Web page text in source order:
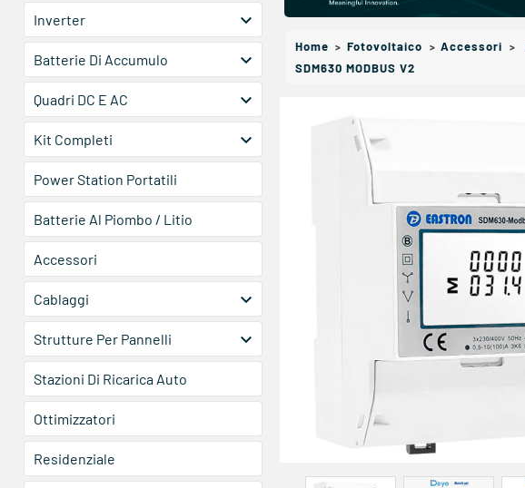
Inverter 
Batterie Di Accumulo 
Quadri DC E AC 
Kit Completi 
Power Station Portatili
Batterie Al Piombo / Litio
Accessori
Cablaggi 
Strutture Per Pannelli 
Stazioni Di Ricarica Auto
Ottimizzatori
Residenziale
Home Fotovoltaico Accessori
SDM630 MODBUS V2